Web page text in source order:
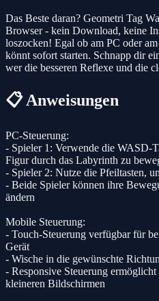
Das Beste daran? Geometri Tag
Browser - kein Download, keine
loszocken! Egal ob am PC oder
könnt sofort starten. Schnapp dir
wer die besseren Reflexe und die
📋 Anweisungen
PC-Steuerung:
- Spieler 1: Verwende die WASD-
Figur durch das Labyrinth zu
- Spieler 2: Nutze die Pfeiltasten,
- Beide Spieler können ihre
ändern
Mobile Steuerung:
- Touch-Steuerung verfügbar für
Gerät
- Wische in die gewünschte
- Responsive Steuerung
kleineren Bildschirmen